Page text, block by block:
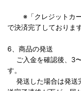
※「クレジットカー
で決済完了しております
6、商品の発送
ご入金を確認後、3
す。
発送した場合は発送